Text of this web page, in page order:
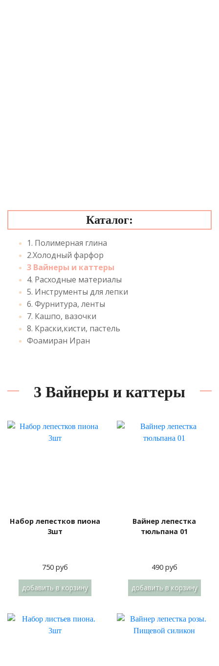
Каталог:
1. Полимерная глина
2.Холодный фарфор
3 Вайнеры и каттеры
4. Расходные материалы
5. Инструменты для лепки
6. Фурнитура, ленты
7. Кашпо, вазочки
8. Краски,кисти, пастель
Фоамиран Иран
3 Вайнеры и каттеры
Набор лепестков пиона
3шт
750 руб
добавитьв корзину
Вайнер лепестка
тюльпана 01
490 руб
добавитьв корзину